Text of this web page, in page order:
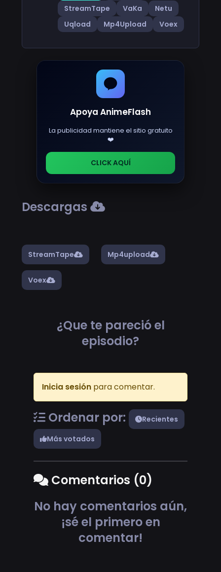
StreamTape
VaKa
Netu
Uqload
Mp4Upload Voex
Apoya AnimeFlash
La publicidad mantiene el sitio gratuito
❤️
CLICK AQUÍ
Descargas
StreamTape Mp4upload
Voex
¿Que te pareció el
episodio?
Inicia sesión para comentar.
Ordenar por:
Recientes
Más votados
Comentarios (0)
No hay comentarios aún,
¡sé el primero en
comentar!